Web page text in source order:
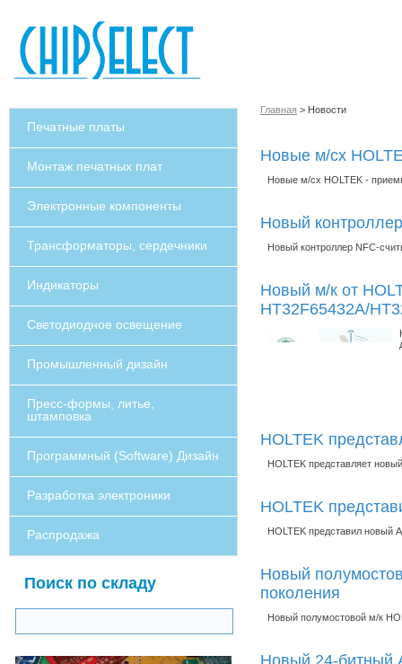
Печатные платы
Монтаж печатных плат
Электронные компоненты
Трансформаторы, сердечники
Индикаторы
Светодиодное освещение
Промышленный дизайн
Пресс-формы, литье,
штамповка
Программный (Software) Дизайн
Разработка электроники
Распродажа
Поиск по складу
Главная > Новости
Новые м/сх
Новые м/сх HOLTEK -
Новый
Новый контроллер NFC-
Новый м/к от
HT32F65432A/
HOLTEK
HOLTEK представляет
HOLTEK
HOLTEK представил новый
Новый
поколения
Новый полумостовой м/к
Новый 24-битный